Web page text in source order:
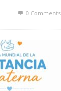
0 Comments